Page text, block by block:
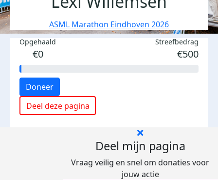
ASML Marathon Eindhoven 2026
Opgehaald
€0
Streefbedrag
€500
Doneer
Deel deze pagina
Deel mijn pagina
Vraag veilig en snel om donaties voor
jouw actie